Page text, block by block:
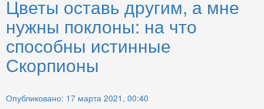
Цветы оставь другим, а мне
нужны поклоны: на что
способны истинные
Скорпионы
Опубликовано: 17 марта 2021, 00:40